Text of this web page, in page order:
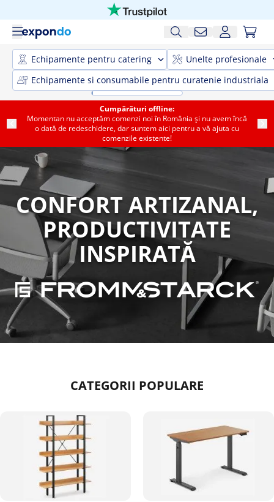
Echipamente pentru catering
Unelte profesionale
Echipamente si consumabile pentru curatenie industriala
Cumpărături offline:
Momentan nu acceptăm comenzi noi în România și nu avem încă
o dată de redeschidere, dar suntem aici pentru a vă ajuta cu
comenzile existente!
CONFORT ARTIZANAL,
PRODUCTIVITATE
INSPIRATĂ
CATEGORII POPULARE